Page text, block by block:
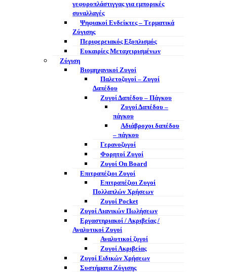
γεφυροπλάστιγγας για εμπορικές
συναλλαγές
Ψηφιακοί Ενδείκτες – Tερματικά
Ζύγισης
Περιφερειακός Εξοπλισμός
Ευκαιρίες Μεταχειρισμένων
Ζύγιση
Βιομηχανικοί Ζυγοί
Παλετοζυγοί – Ζυγοί
Δαπέδου
Ζυγοί Δαπέδου – Πάγκου
Ζυγοί Δαπέδου –
πάγκου
Αδιάβροχοι δαπέδου
– πάγκου
Γερανοζυγοί
Φορητοί Ζυγοί
Ζυγοί On Board
Επιτραπέζιοι Ζυγοί
Επιτραπέζιοι Ζυγοί
Πολλαπλών Χρήσεων
Ζυγοί Pocket
Ζυγοί Λιανικών Πωλήσεων
Εργαστηριακοί / Ακριβείας /
Αναλυτικοί Ζυγοί
Αναλυτικοί ζυγοί
Ζυγοί Ακριβείας
Ζυγοί Ειδικών Χρήσεων
Συστήματα Ζύγισης